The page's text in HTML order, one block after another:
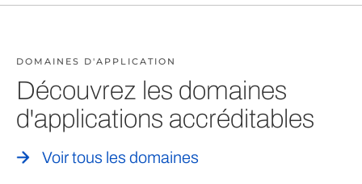
DOMAINES D'APPLICATION
Découvrez les domaines
d'applications accréditables
Voir tous les domaines